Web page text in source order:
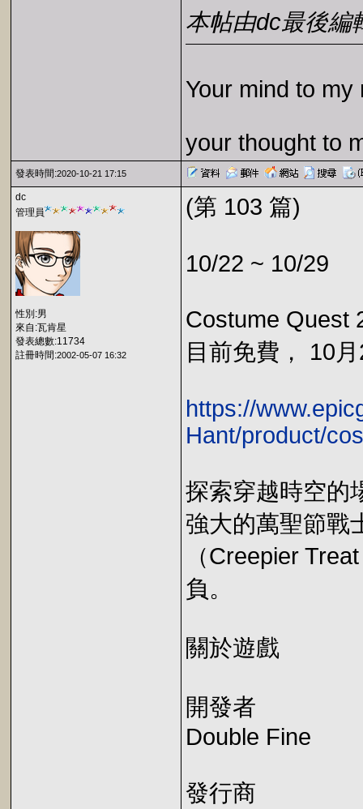
本帖由dc最後編
Your mind to my
your thought to
發表時間:2020-10-21 17:15
dc
管理員
性別:男
來自:瓦肯星
發表總數:11734
註冊時間:2002-05-07 16:32
(第 103 篇)
10/22 ~ 10/29
Costume Quest
目前免費， 10
https://
Hant/product/
探索穿越時空的
強大的萬聖節戰
（Creepier
負。
關於遊戲
開發者
Double Fine
發行商